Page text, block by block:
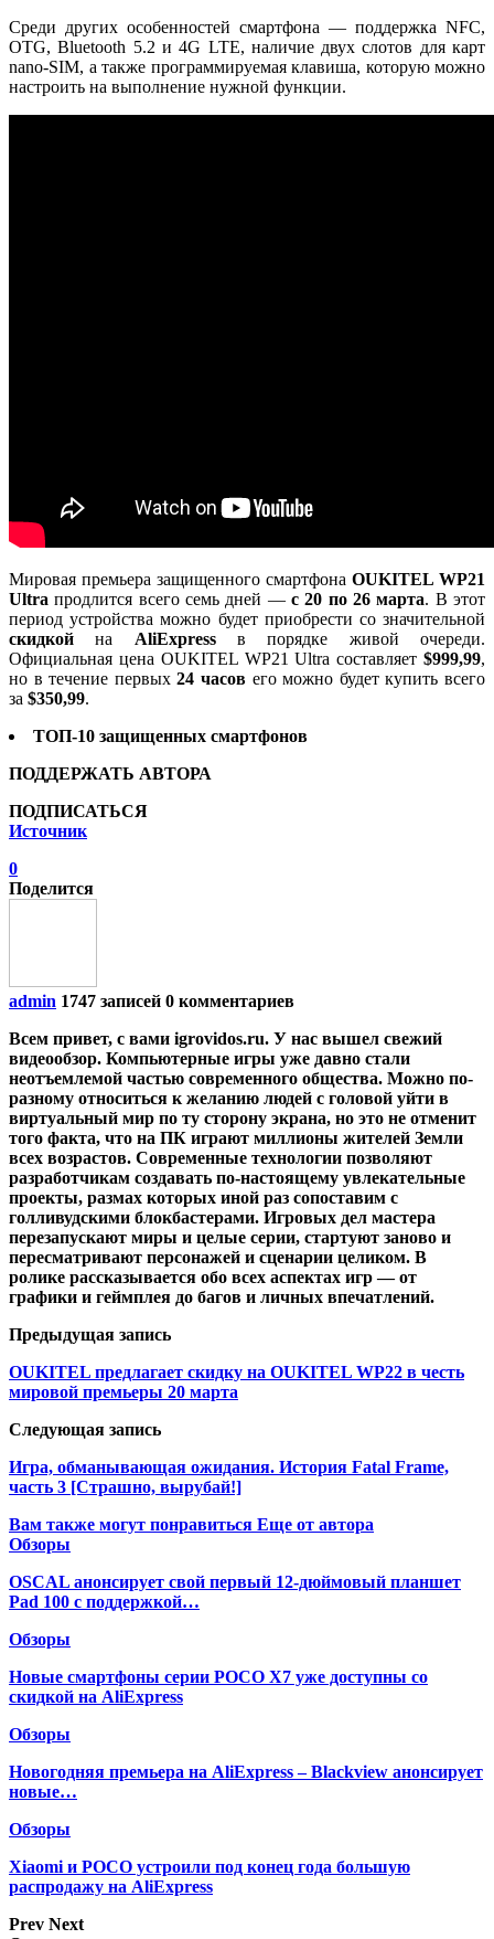
Среди других особенностей смартфона — поддержка NFC,
OTG, Bluetooth 5.2 и 4G LTE, наличие двух слотов для карт
nano-SIM, а также программируемая клавиша, которую можно
настроить на выполнение нужной функции.
Мировая премьера защищенного смартфона OUKITEL WP21
Ultra продлится всего семь дней — с 20 по 26 марта. В этот
период устройства можно будет приобрести со значительной
скидкой на AliExpressв порядке живой очереди.
Официальная цена OUKITEL WP21 Ultra составляет $999,99,
но в течение первых24 часов его можно будет купить всего
за $350,99.
ТОП-10 защищенных смартфонов
ПОДДЕРЖАТЬ АВТОРА
ПОДПИСАТЬСЯ
Источник
0
Поделится
admin 1747 записей 0 комментариев
Всем привет, с вами igrovidos.ru. У нас вышел свежий
видеообзор. Компьютерные игры уже давно стали
неотъемлемой частью современного общества. Можно по-
разному относиться к желанию людей с головой уйти в
виртуальный мир по ту сторону экрана, но это не отменит
того факта, что на ПК играют миллионы жителей Земли
всех возрастов. Современные технологии позволяют
разработчикам создавать по-настоящему увлекательные
проекты, размах которых иной раз сопоставим с
голливудскими блокбастерами. Игровых дел мастера
перезапускают миры и целые серии, стартуют заново и
пересматривают персонажей и сценарии целиком. В
ролике рассказывается обо всех аспектах игр — от
графики и геймплея до багов и личных впечатлений.
Предыдущая запись
OUKITEL предлагает скидку на OUKITEL WP22 в честь
мировой премьеры 20 марта
Следующая запись
Игра, обманывающая ожидания. История Fatal Frame,
часть 3 [Страшно, вырубай!]
Вам также могут понравиться Еще от автора
Обзоры
OSCAL анонсирует свой первый 12-дюймовый планшет
Pad 100 с поддержкой…
Обзоры
Новые смартфоны серии POCO X7 уже доступны со
скидкой на AliExpress
Обзоры
Новогодняя премьера на AliExpress – Blackview анонсирует
новые…
Обзоры
Xiaomi и POCO устроили под конец года большую
распродажу на AliExpress
Prev Next